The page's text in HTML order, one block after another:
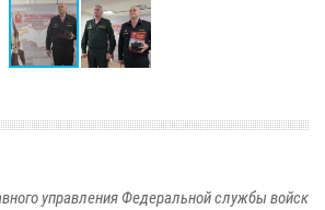
управления Федеральной службы войск